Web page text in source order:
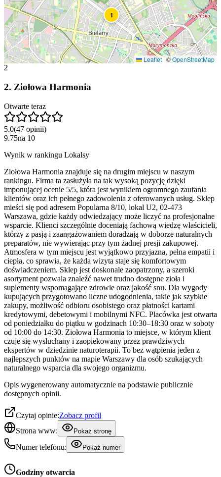
1
Leaflet|©OpenStreetMap
2
2. Ziołowa Harmonia
Otwarte teraz
5.0(47 opinii)
9.75na 10
Wynik w rankingu Lokalsy
Ziołowa Harmonia znajduje się na drugim miejscu w naszym
rankingu. Firma ta zasłużyła na tak wysoką pozycję dzięki
imponującej ocenie 5/5, która jest wynikiem ogromnego zaufania
klientów oraz ich pełnego zadowolenia z oferowanych usług. Sklep
mieści się pod adresem Popularna 8/10, lokal U2, 02-473
Warszawa, gdzie każdy odwiedzający może liczyć na profesjonalne
wsparcie. Klienci szczególnie doceniają fachową wiedzę właścicieli,
którzy z pasją i zaangażowaniem doradzają w doborze naturalnych
preparatów, nie wywierając przy tym żadnej presji zakupowej.
Atmosfera w tym miejscu jest wyjątkowo przyjazna, pełna empatii i
ciepła, co sprawia, że każda wizyta staje się komfortowym
doświadczeniem. Sklep jest doskonale zaopatrzony, a szeroki
asortyment pozwala znaleźć nawet trudno dostępne zioła i
suplementy wspomagające zdrowie oraz jakość snu. Dla wygody
kupujących przygotowano liczne udogodnienia, takie jak szybkie
zakupy, możliwość odbioru osobistego oraz płatności kartami
kredytowymi, debetowymi i mobilnymi NFC. Placówka jest otwarta
od poniedziałku do piątku w godzinach 10:30–18:30 oraz w soboty
od 10:00 do 14:30. Ziołowa Harmonia to miejsce, w którym klient
czuje się wysłuchany i zaopiekowany przez prawdziwych
ekspertów w dziedzinie naturoterapii. To bez wątpienia jeden z
najlepszych punktów na mapie Warszawy dla osób szukających
naturalnego wsparcia dla swojego organizmu.
Opis wygenerowany automatycznie na podstawie publicznie
dostępnych opinii.
Czytaj opinie:Zobacz profil
Strona www:
Pokaż stronę
Numer telefonu: Pokaż numer
Godziny otwarcia